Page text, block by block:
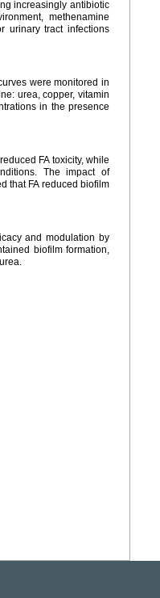
increasingly antibiotic
methenamine
urinary tract infections
were monitored in
urea, copper, vitamin
in the presence
FA toxicity, while
The impact of
that FA reduced biofilm
and modulation by
biofilm formation,